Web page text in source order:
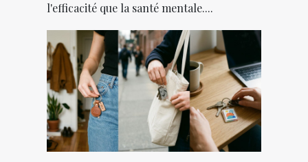
l'efficacité que la santé mentale....